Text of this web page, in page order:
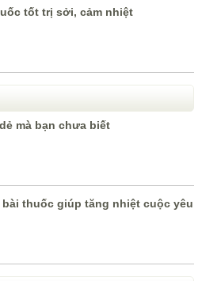
tốt trị sởi, cảm nhiệt
mà bạn chưa biết
bài thuốc giúp tăng nhiệt cuộc yêu